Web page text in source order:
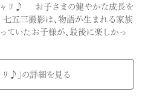
ャリ♪ お子さまの健やかな成長を
五三撮影は、物語が生まれる家族
いたお子様が、最後に楽しかっ
リ♪」の詳細を見る